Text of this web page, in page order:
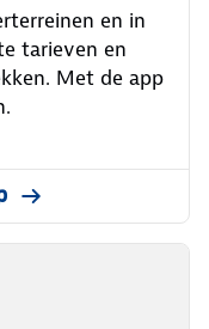
en in
tarieven en
Met de app